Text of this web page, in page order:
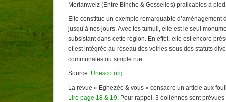
Morlanwelz (Entre Binche & Gosselies) praticables à
Elle constitue un exemple remarquable d’aménagement
jusqu’à nos jours. Avec les tumuli, elle est le seul
subsistant dans cette région. En effet, elle est encore
et est intégrée au réseau des voiries sous des statuts
communales ou simple rue.
Source: Unesco.org
La revue « Eghezée & vous » consacre un article aux
Lire page 18 & 19 . Pour rappel, 3 éoliennes sont